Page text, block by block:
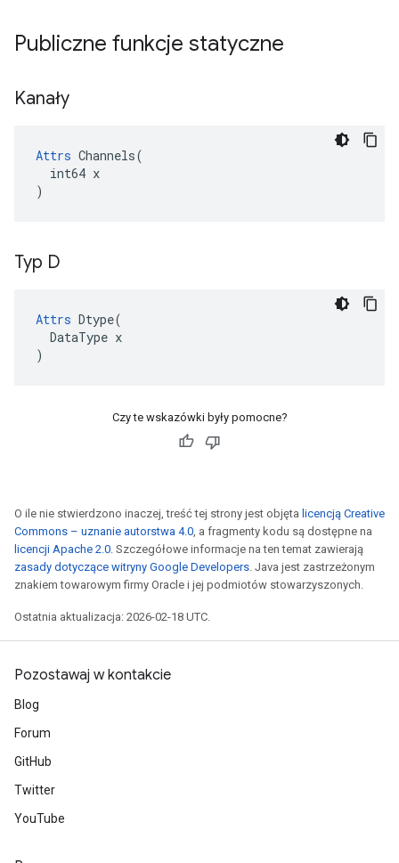
Publiczne funkcje statyczne
Kanały
Attrs Channels(
  int64 x
)
Typ D
Attrs Dtype(
DataType x
)
Czy te wskazówki były pomocne?
O ile nie stwierdzono inaczej, treść tej strony jest objęta licencją Creative
Commons – uznanie autorstwa 4.0, a fragmenty kodu są dostępne na
licencji Apache 2.0. Szczegółowe informacje na ten temat zawierają
zasady dotyczące witryny Google Developers. Java jest zastrzeżonym
znakiem towarowym firmy Oracle i jej podmiotów stowarzyszonych.
Ostatnia aktualizacja: 2026-02-18 UTC.
Pozostawaj w kontakcie
Blog
Forum
GitHub
Twitter
YouTube